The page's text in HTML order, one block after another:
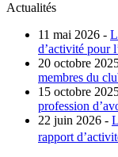
Actualités
11 mai 2026 -
d’activité pour
20 octobre
membres du
15 octobre
profession
22 juin 2026 -
rapport